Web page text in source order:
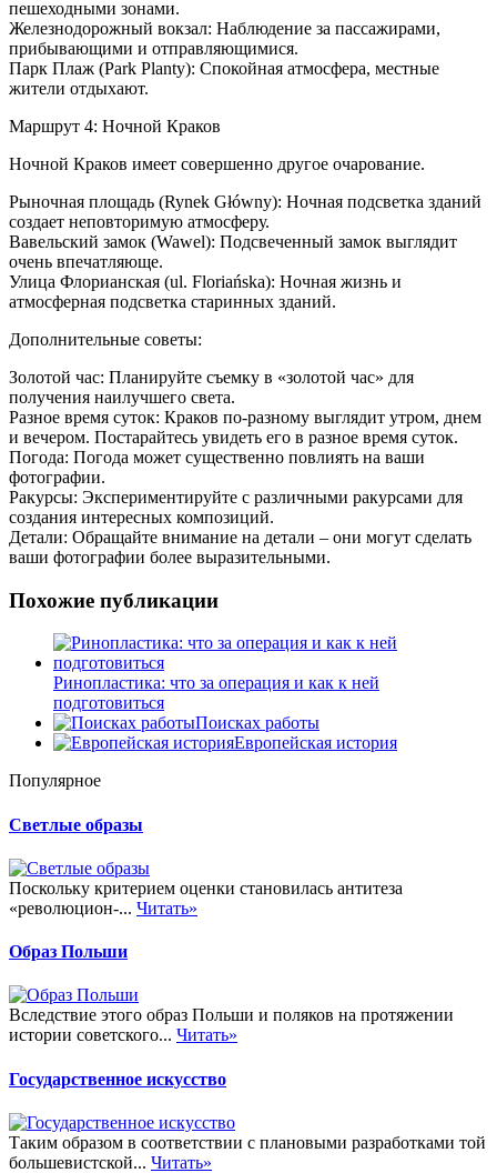
пешеходными зонами.
Железнодорожный вокзал: Наблюдение за пассажирами,
прибывающими и отправляющимися.
Парк Плаж (Park Planty): Спокойная атмосфера, местные
жители отдыхают.
Маршрут 4: Ночной Краков
Ночной Краков имеет совершенно другое очарование.
Рыночная площадь (Rynek Główny): Ночная подсветка зданий
создает неповторимую атмосферу.
Вавельский замок (Wawel): Подсвеченный замок выглядит
очень впечатляюще.
Улица Флорианская (ul. Floriańska): Ночная жизнь и
атмосферная подсветка старинных зданий.
Дополнительные советы:
Золотой час: Планируйте съемку в «золотой час» для
получения наилучшего света.
Разное время суток: Краков по-разному выглядит утром, днем
и вечером. Постарайтесь увидеть его в разное время суток.
Погода: Погода может существенно повлиять на ваши
фотографии.
Ракурсы: Экспериментируйте с различными ракурсами для
создания интересных композиций.
Детали: Обращайте внимание на детали – они могут сделать
ваши фотографии более выразительными.
Похожие публикации
Ринопластика: что за операция и как к ней
подготовиться
Поисках работы
Европейская история
Популярное
Светлые образы
Поскольку критерием оценки становилась антитеза
«революцион-... Читать»
Образ Польши
Вследствие этого образ Польши и поляков на протяжении
истории советского... Читать»
Государственное искусство
Таким образом в соответствии с плановыми разработками той
большевистской... Читать»